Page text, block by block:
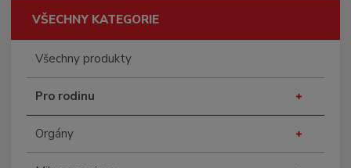
VŠECHNY KATEGORIE
Všechny produkty
Pro rodinu
Orgány